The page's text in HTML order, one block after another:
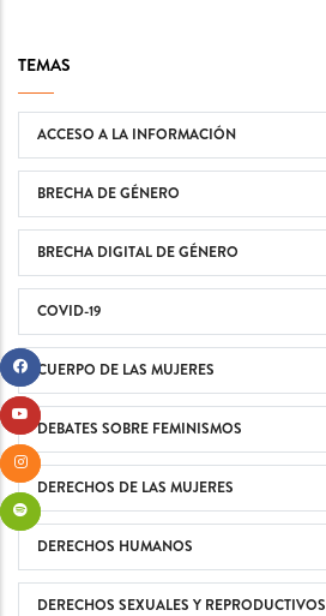
TEMAS
ACCESO A LA INFORMACIÓN
BRECHA DE GÉNERO
BRECHA DIGITAL DE GÉNERO
COVID-19
CUERPO DE LAS MUJERES
DEBATES SOBRE FEMINISMOS
DERECHOS DE LAS MUJERES
DERECHOS HUMANOS
DERECHOS SEXUALES Y REPRODUCTIVOS